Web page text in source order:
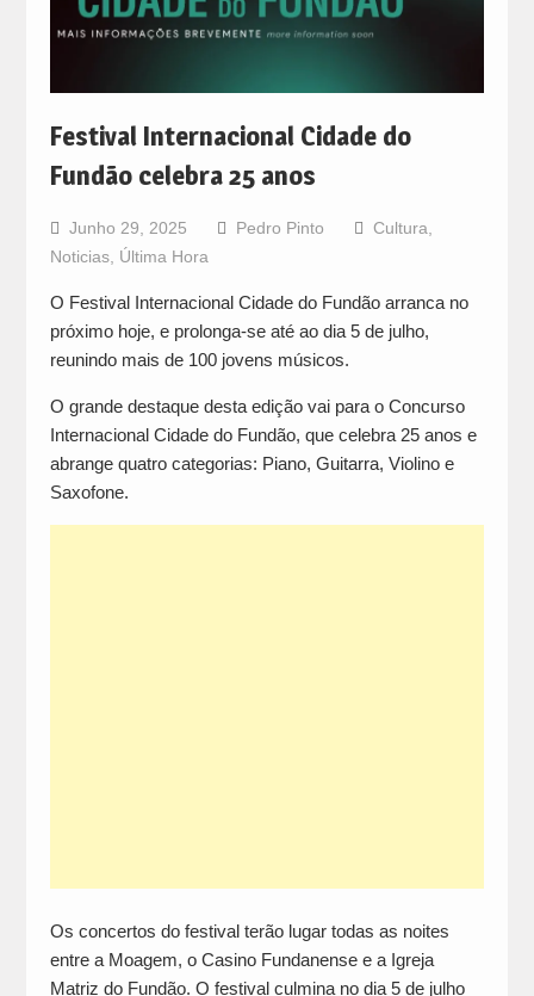
Festival Internacional Cidade do
Fundão celebra 25 anos
Junho 29, 2025 Pedro Pinto Cultura
Noticias, Última Hora
O Festival Internacional Cidade do Fundão arranca no
próximo hoje, e prolonga-se até ao dia 5 de julho,
reunindo mais de 100 jovens músicos.
O grande destaque desta edição vai para o Concurso
Internacional Cidade do Fundão, que celebra 25 anos e
abrange quatro categorias: Piano, Guitarra, Violino e
Saxofone.
Os concertos do festival terão lugar todas as noites
entre a Moagem, o Casino Fundanense e a Igreja
Matriz do Fundão. O festival culmina no dia 5 de julho